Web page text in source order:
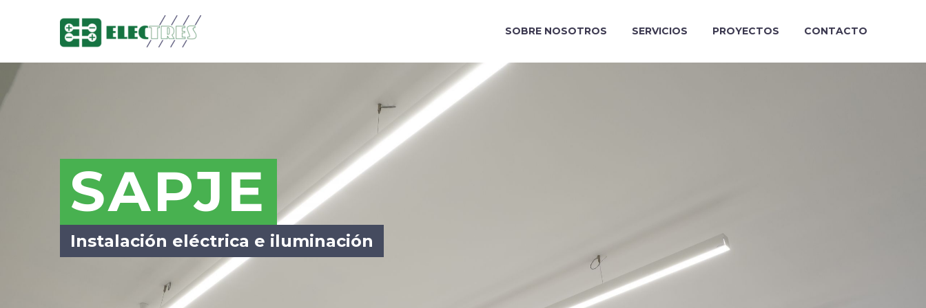
SOBRE NOSOTROS SERVICIOS PROYECTOS CONTACTO
SAPJE
Instalación eléctrica e iluminación